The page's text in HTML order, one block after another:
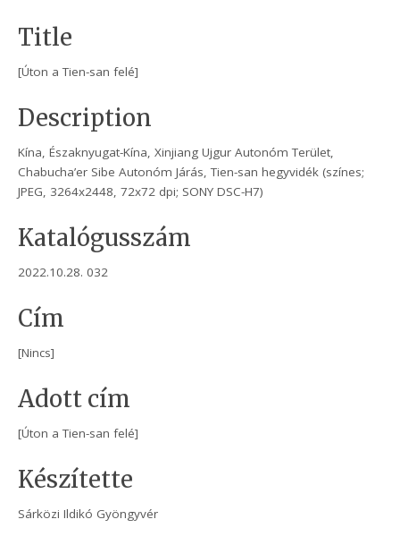
Title
[Úton a Tien-san felé]
Description
Kína, Északnyugat-Kína, Xinjiang Ujgur Autonóm Terület,
Chabucha’er Sibe Autonóm Járás, Tien-san hegyvidék (színes;
JPEG, 3264x2448, 72x72 dpi; SONY DSC-H7)
Katalógusszám
2022.10.28. 032
Cím
[Nincs]
Adott cím
[Úton a Tien-san felé]
Készítette
Sárközi Ildikó Gyöngyvér